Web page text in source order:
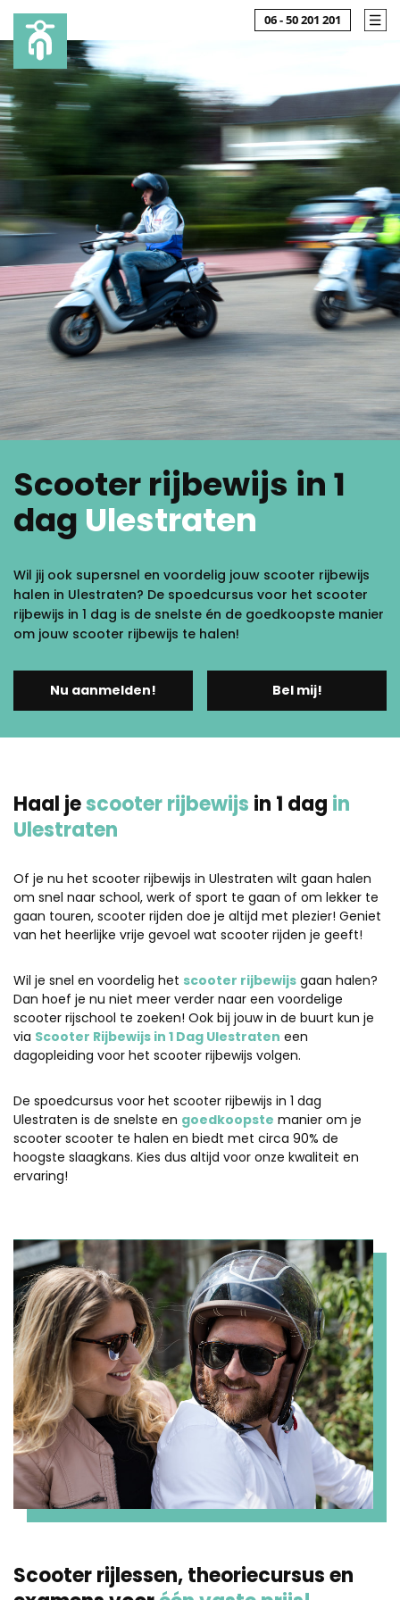
06 - 50 201 201
Scooter rijbewijs in 1
dag Ulestraten
Wil jij ook supersnel en voordelig jouw scooter rijbewijs
halen in Ulestraten? De spoedcursus voor het scooter
rijbewijs in 1 dag is de snelste én de goedkoopste manier
om jouw scooter rijbewijs te halen!
Nu aanmelden! Bel mij!
Haal jescooter rijbewijs in 1 dag in
Ulestraten
Of je nu het scooter rijbewijs in Ulestraten wilt gaan halen
om snel naar school, werk of sport te gaan of om lekker te
gaan touren, scooter rijden doe je altijd met plezier! Geniet
van het heerlijke vrije gevoel wat scooter rijden je geeft!
Wil je snel en voordelig het scooter rijbewijs gaan halen?
Dan hoef je nu niet meer verder naar een voordelige
scooter rijschool te zoeken! Ook bij jouw in de buurt kun je
via Scooter Rijbewijs in 1 Dag Ulestraten een
dagopleiding voor het scooter rijbewijs volgen.
De spoedcursus voor het scooter rijbewijs in 1 dag
Ulestraten is de snelste en goedkoopste manier om je
scooter scooter te halen en biedt met circa 90% de
hoogste slaagkans. Kies dus altijd voor onze kwaliteit en
ervaring!
Scooter rijlessen, theoriecursus en